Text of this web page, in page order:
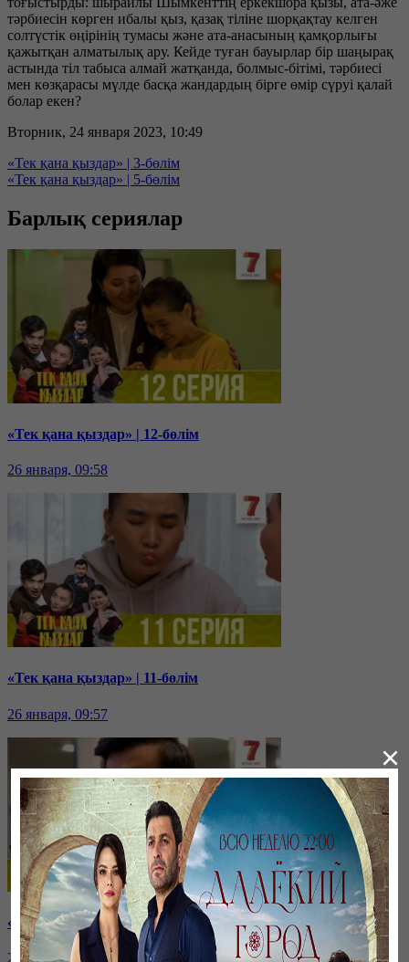
тәрбиесін көрген ибалы қыз, қазақ тіліне шорқақтау келген
солтүстік өңірінің тумасы және ата-анасының қамқорлығы
қажытқан алматылық ару. Кейде туған бауырлар бір шаңырақ
астында тіл табыса алмай жатқанда, болмыс-бітімі, тәрбиесі
мен көзқарасы мүлде басқа жандардың бірге өмір сүруі қалай
болар екен?
Вторник, 24 января 2023, 10:49
«Тек қана қыздар» | 3-бөлім
«Тек қана қыздар» | 5-бөлім
Барлық сериялар
«Тек қана қыздар» | 12-бөлім
26 января, 09:58
«Тек қана қыздар» | 11-бөлім
26 января, 09:57
«Тек қана қыздар» | 10-бөлім
26 января, 09:55
×